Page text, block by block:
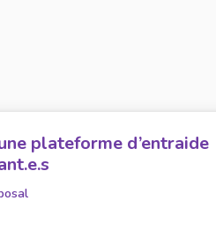
plateforme d’entraide